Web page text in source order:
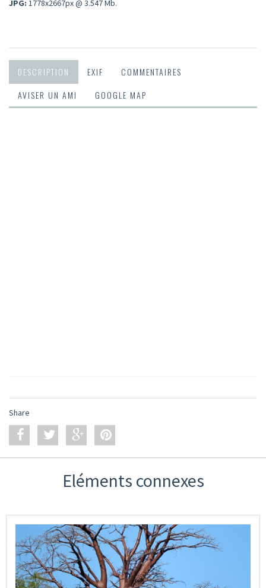
JPG: 1778x2667px @ 3.547 Mb.
DESCRIPTION EXIF
COMMENTAIRES
AVISER UN AMI
GOOGLE MAP
Share
Eléments connexes